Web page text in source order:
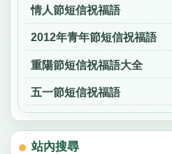
情人節短信祝福語
2012年青年節短信祝福語
重陽節短信祝福語大全
五一節短信祝福語
站內搜尋